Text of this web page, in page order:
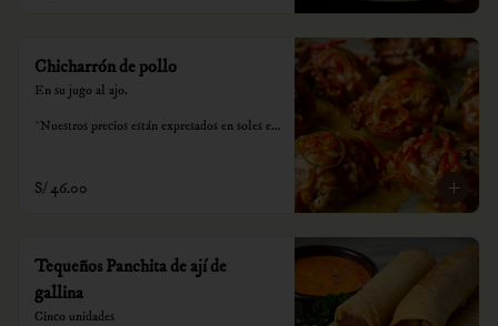
Chicharrón de pollo
En su jugo al ajo.
*Nuestros precios están expresados en soles e
S/ 46.00
Tequeños Panchita de ají de
gallina
Cinco unidades